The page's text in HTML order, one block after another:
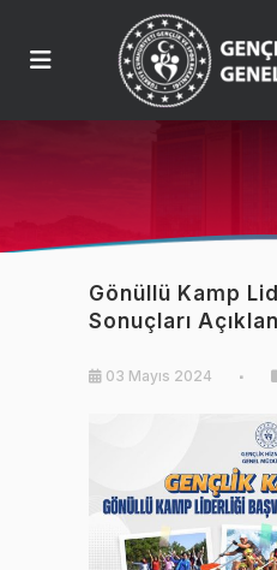
Gönüllü Kamp
Sonuçları
03 Mayıs 2024